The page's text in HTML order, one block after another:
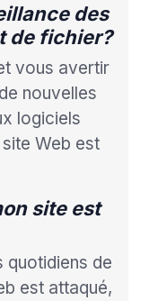
des
de fichier?
vous avertir
nouvelles
logiciels
Web est
site est
quotidiens de
est attaqué,